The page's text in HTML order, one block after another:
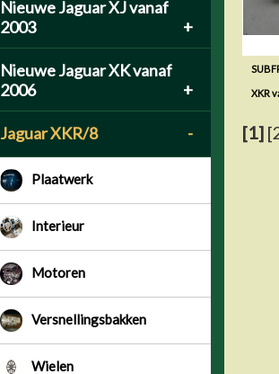
Nieuwe Jaguar XJ vanaf
2003
+
Nieuwe Jaguar XK vanaf
2006
+
Jaguar XKR/8 -
Plaatwerk
Interieur
Motoren
Versnellingsbakken
Wielen
XKR
[1]